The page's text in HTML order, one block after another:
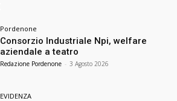
Pordenone
Consorzio Industriale Npi, welfare
aziendale a teatro
Redazione Pordenone - 3 Agosto 2026
EVIDENZA